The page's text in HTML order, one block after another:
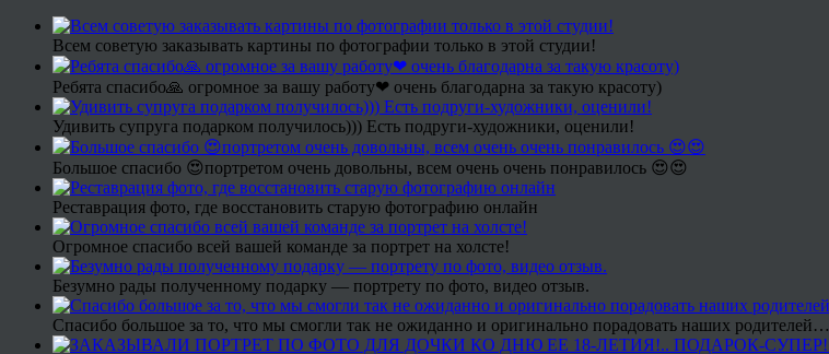
Всем советую заказывать картины по фотографии только в этой студии!
Ребята спасибо🙏 огромное за вашу работу❤ очень благодарна за такую красоту)
Удивить супруга подарком получилось))) Есть подруги-художники, оценили!
Большое спасибо 😍портретом очень довольны, всем очень очень понравилось 😍😍
Реставрация фото, где восстановить старую фотографию онлайн
Огромное спасибо всей вашей команде за портрет на холсте!
Безумно рады полученному подарку — портрету по фото, видео отзыв.
Спасибо большое за то, что мы смогли так не ожиданно и оригинально порадовать наших родителей…